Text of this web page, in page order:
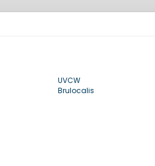
UVCW
Brulocalis